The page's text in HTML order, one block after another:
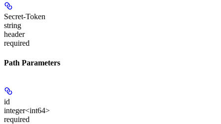
Secret-Token
string
header
required
Path Parameters
id
integer<int64>
required